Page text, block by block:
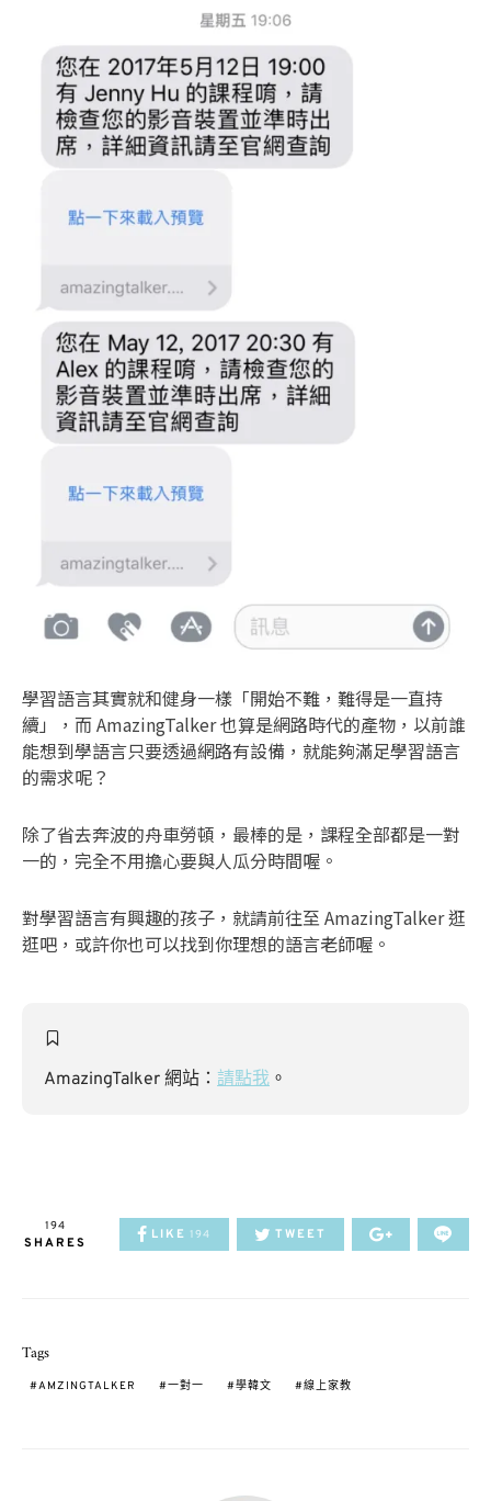
學習語言其實就和健身一樣「開始不難，難得是一直持
續」，而 AmazingTalker 也算是網路時代的產物，以前誰
能想到學語言只要透過網路有設備，就能夠滿足學習語言
的需求呢？
除了省去奔波的舟車勞頓，最棒的是，課程全部都是一對
一的，完全不用擔心要與人瓜分時間喔。
對學習語言有興趣的孩子，就請前往至 AmazingTalker 逛
逛吧，或許你也可以找到你理想的語言老師喔。
AmazingTalker 網站： 請點我 。
194
SHARES
LIKE 194 TWEET
Tags
AMZINGTALKER 一對一 學韓文 線上家教